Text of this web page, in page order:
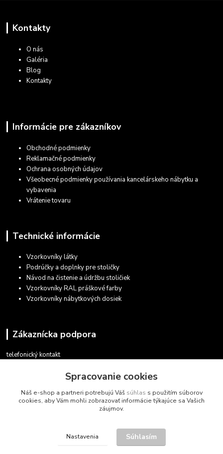
Kontakty
O nás
Galéria
Blog
Kontakty
Informácie pre zákazníkov
Obchodné podmienky
Reklamačné podmienky
Ochrana osobných údajov
Všeobecné podmienky používania kancelárskeho nábytku a
vybavenia
Vrátenie tovaru
Technické informácie
Vzorkovníky látky
Podrúčky a doplnky pre stoličky
Návod na čistenie a údržbu stoličiek
Vzorkovníky RAL práškové farby
Vzorkovníky nábytkových dosiek
Zákaznícka podpora
telefonický kontakt
v pracovných dňoch 08.30 - 16.00
obchod@marketsk.sk
Spracovanie cookies
Náš e-shop a partneri potrebujú Váš súhlas s použitím súborov
cookies, aby Vám mohli zobrazovať informácie týkajúce sa Vašich
záujmov.
Nastavenia Súhlasím